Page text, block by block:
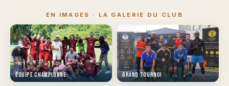
EN IMAGES · LA GALERIE DU CLUB
Équipe championne Grand Tournoi